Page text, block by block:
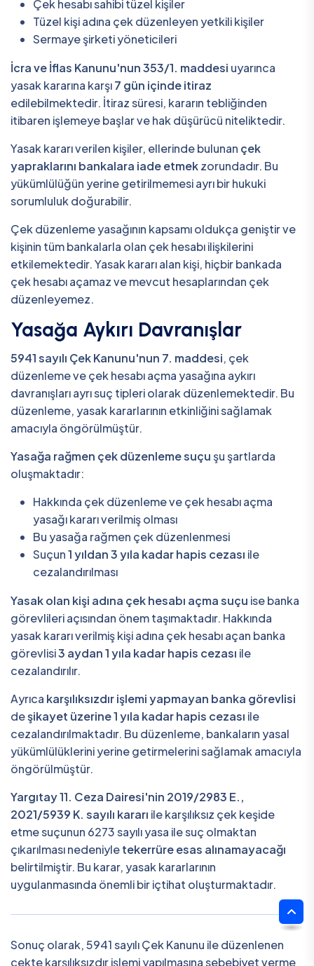
Çek hesabı sahibi tüzel kişiler
Tüzel kişi adına çek düzenleyen yetkili kişiler
Sermaye şirketi yöneticileri
İcra ve İflas Kanunu'nun 353/1. maddesi uyarınca
yasak kararına karşı7 gün içinde itiraz
edilebilmektedir. İtiraz süresi, kararın tebliğinden
itibaren işlemeye başlar ve hak düşürücü niteliktedir.
Yasak kararı verilen kişiler, ellerinde bulunan çek
yapraklarını bankalara iade etmekzorundadır. Bu
yükümlülüğün yerine getirilmemesi ayrı bir hukuki
sorumluluk doğurabilir.
Çek düzenleme yasağının kapsamı oldukça geniştir ve
kişinin tüm bankalarla olan çek hesabı ilişkilerini
etkilemektedir. Yasak kararı alan kişi, hiçbir bankada
çek hesabı açamaz ve mevcut hesaplarından çek
düzenleyemez.
Yasağa Aykırı Davranışlar
5941 sayılı Çek Kanunu'nun 7. maddesi, çek
düzenleme ve çek hesabı açma yasağına aykırı
davranışları ayrı suç tipleri olarak düzenlemektedir. Bu
düzenleme, yasak kararlarının etkinliğini sağlamak
amacıyla öngörülmüştür.
Yasağa rağmen çek düzenleme suçu şu şartlarda
oluşmaktadır:
Hakkında çek düzenleme ve çek hesabı açma
yasağı kararı verilmiş olması
Bu yasağa rağmen çek düzenlenmesi
Suçun1 yıldan 3 yıla kadar hapis cezası ile
cezalandırılması
Yasak olan kişi adına çek hesabı açma suçu ise banka
görevlileri açısından önem taşımaktadır. Hakkında
yasak kararı verilmiş kişi adına çek hesabı açan banka
görevlisi3 aydan 1 yıla kadar hapis cezası ile
cezalandırılır.
Ayrıca karşılıksızdır işlemi yapmayan banka görevlisi
deşikayet üzerine 1 yıla kadar hapis cezası ile
cezalandırılmaktadır. Bu düzenleme, bankaların yasal
yükümlülüklerini yerine getirmelerini sağlamak amacıyla
öngörülmüştür.
Yargıtay 11. Ceza Dairesi'nin 2019/2983 E.,
2021/5939 K. sayılı kararı ile karşılıksız çek keşide
etme suçunun 6273 sayılı yasa ile suç olmaktan
çıkarılması nedeniyletekerrüre esas alınamayacağı
belirtilmiştir. Bu karar, yasak kararlarının
uygulanmasında önemli bir içtihat oluşturmaktadır.
Sonuç olarak, 5941 sayılı Çek Kanunu ile düzenlenen
çekte karşılıksızdır işlemi yapılmasına sebebiyet verme